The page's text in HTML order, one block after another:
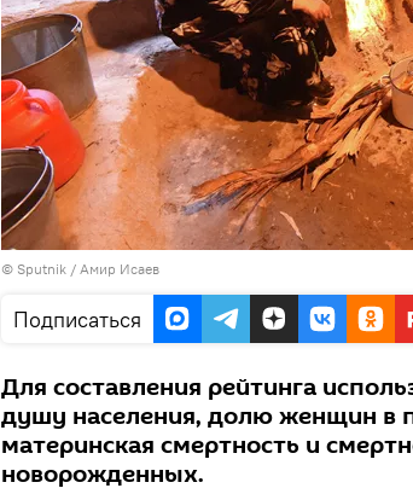
© Sputnik / Амир Исаев
Подписаться
Для составления рейтинга
душу населения, долю женщин в
материнская смертность и
новорожденных.